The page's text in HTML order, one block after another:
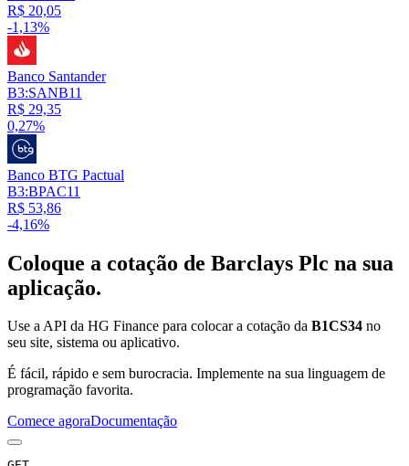
R$ 20,05
-1,13%
Banco Santander
B3:SANB11
R$ 29,35
0,27%
Banco BTG Pactual
B3:BPAC11
R$ 53,86
-4,16%
Coloque a cotação de Barclays Plc na sua
aplicação.
Use a API da HG Finance para colocar a cotação da B1CS34 no
seu site, sistema ou aplicativo.
É fácil, rápido e sem burocracia. Implemente na sua linguagem de
programação favorita.
Comece agoraDocumentação